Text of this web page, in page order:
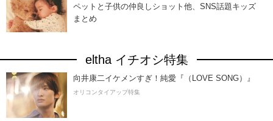
ペットと子供の仲良しショット他、SNS話題キッズ
まとめ
eltha イチオシ特集
向井康二イケメンすぎ！純愛『（LOVE SONG）』
オリコンタイアップ特集